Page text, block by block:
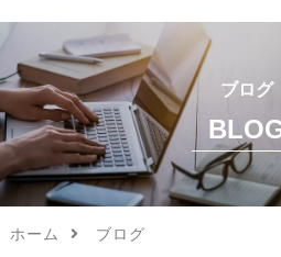
ブログ
ホーム ブログ